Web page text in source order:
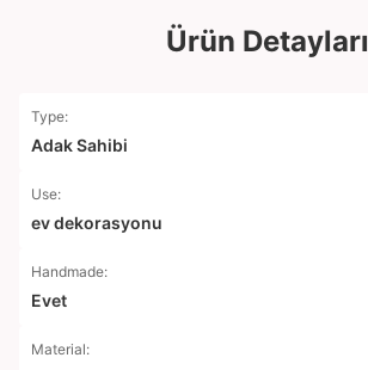
Ürün Detayları
Type:
Adak Sahibi
Use:
ev dekorasyonu
Handmade:
Evet
Material: